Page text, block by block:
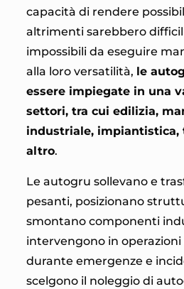
capacità di rendere
altrimenti sarebbero
impossibili da eseguire
alla loro versatilità, le
essere impiegate in una
settori, tra cui edilizia,
industriale, impiantistica,
altro.
Le autogru sollevano e
pesanti, posizionano
smontano componenti
intervengono in operazioni
durante emergenze e
scelgono il noleggio di